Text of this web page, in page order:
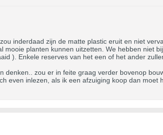
inderdaad zijn de matte plastic eruit en niet
mooie planten kunnen uitzetten. We hebben niet
). Enkele reserves van het een of het ander
denken.. zou er in feite graag verder bovenop
even inlezen, als ik een afzuiging koop dan moet